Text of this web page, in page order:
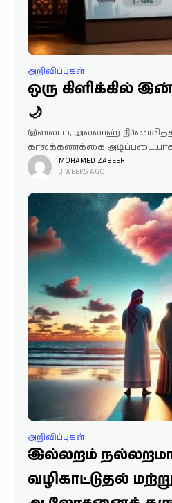
அறிவிப்புகள்
ஒரு கிளிக்கில்
🌙
இஸ்லாம், அல்லாஹ்
காலக்கணக்கை
மார்க்கமாகும். புனித
"பிறைகளைப் பற்றி அவர்கள்
கூறுவீராக: அவை
காலங்களை
MOHAMED ZABEER
3 WEEKS AGO
அறிவிப்புகள்
இல்லறம்
வழிகாட்டுதல்